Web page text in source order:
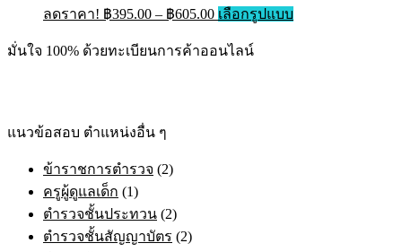
ลดราคา! ฿395.00 – ฿605.00 เลือกรูปแบบ
มั่นใจ 100% ด้วยทะเบียนการค้าออนไลน์
แนวข้อสอบ ตำแหน่งอื่น ๆ
ข้าราชการตำรวจ (2)
ครูผู้ดูแลเด็ก (1)
ตำรวจชั้นประทวน (2)
ตำรวจชั้นสัญญาบัตร (2)